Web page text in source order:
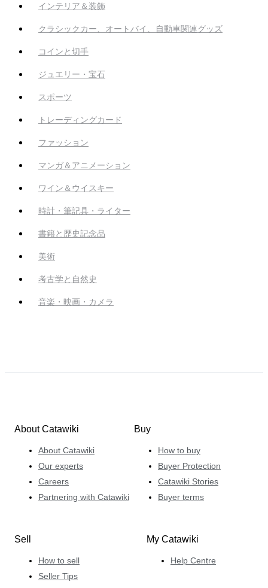
インテリア＆装飾
クラシックカー、オートバイ、自動車関連グッズ
コインと切手
ジュエリー・宝石
スポーツ
トレーディングカード
ファッション
マンガ＆アニメーション
ワイン＆ウイスキー
時計・筆記具・ライター
書籍と歴史記念品
美術
考古学と自然史
音楽・映画・カメラ
About Catawiki
About Catawiki
Our experts
Careers
Partnering with Catawiki
Buy
How to buy
Buyer Protection
Catawiki Stories
Buyer terms
Sell
How to sell
Seller Tips
My Catawiki
Help Centre